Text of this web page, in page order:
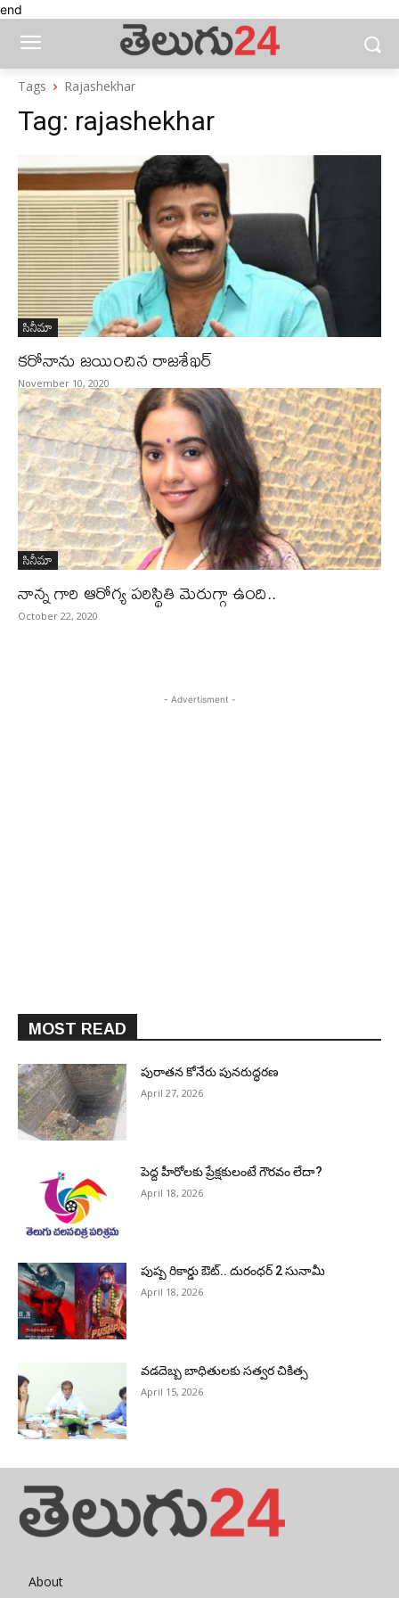
end
Tags Rajashekhar
Tag: rajashekhar
సినీమా
కరోనాను జయించిన రాజశేఖర్‌
November 10, 2020
సినీమా
నాన్న గారి ఆరోగ్య పరిస్థితి మెరుగ్గా ఉంది..
October 22, 2020
- Advertisment -
MOST READ
పురాత‌న కోనేరు పున‌రుద్ధ‌ర‌ణ
April 27, 2026
పెద్ద హీరోల‌కు ప్రేక్ష‌కులంటే గౌర‌వం లేదా?
April 18, 2026
పుష్ప రికార్డు ఔట్‌.. దురంధ‌ర్ 2 సునామీ
April 18, 2026
వడదెబ్బ బాధితులకు సత్వర చికిత్స
April 15, 2026
About